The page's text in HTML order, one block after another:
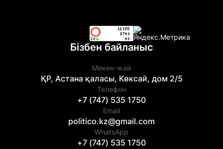
Бізбен байланыс
Мекен-жай
ҚР, Астана қаласы, Көксай, дом 2/5
Телефон
+7 (747) 535 1750
Email
politico.kz@gmail.com
WhatsApp
+7 (747) 535 1750